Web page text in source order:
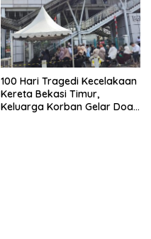
100 Hari Tragedi Kecelakaan
Kereta Bekasi Timur,
Keluarga Korban Gelar Doa